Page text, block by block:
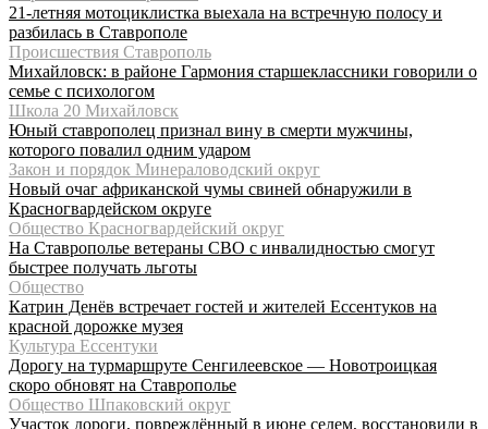
21-летняя мотоциклистка выехала на встречную полосу и
разбилась в Ставрополе
Происшествия Ставрополь
Михайловск: в районе Гармония старшеклассники говорили о
семье с психологом
Школа 20 Михайловск
Юный ставрополец признал вину в смерти мужчины,
которого повалил одним ударом
Закон и порядок Минераловодский округ
Новый очаг африканской чумы свиней обнаружили в
Красногвардейском округе
Общество Красногвардейский округ
На Ставрополье ветераны СВО с инвалидностью смогут
быстрее получать льготы
Общество
Катрин Денёв встречает гостей и жителей Ессентуков на
красной дорожке музея
Культура Ессентуки
Дорогу на турмаршруте Сенгилеевское — Новотроицкая
скоро обновят на Ставрополье
Общество Шпаковский округ
Участок дороги, повреждённый в июне селем, восстановили в